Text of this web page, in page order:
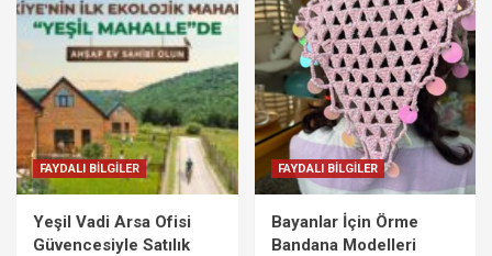
FAYDALI BİLGİLER
Yeşil Vadi Arsa Ofisi
Güvencesiyle Satılık
FAYDALI BİLGİLER
Bayanlar İçin Örme
Bandana Modelleri